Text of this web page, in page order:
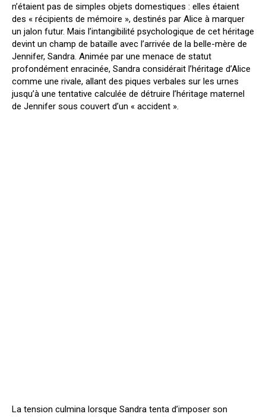
n’étaient pas de simples objets domestiques : elles étaient
des « récipients de mémoire », destinés par Alice à marquer
un jalon futur. Mais l’intangibilité psychologique de cet héritage
devint un champ de bataille avec l’arrivée de la belle-mère de
Jennifer, Sandra. Animée par une menace de statut
profondément enracinée, Sandra considérait l’héritage d’Alice
comme une rivale, allant des piques verbales sur les urnes
jusqu’à une tentative calculée de détruire l’héritage maternel
de Jennifer sous couvert d’un « accident ».
La tension culmina lorsque Sandra tenta d’imposer son